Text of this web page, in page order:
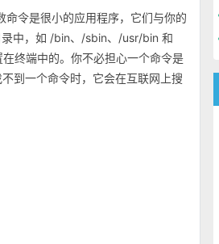
令是很小的应用程序，它们与你的
录中，如 /bin、/sbin、/usr/bin 和
终端中的。你不必担心一个命令是
到一个命令时，它会在互联网上搜